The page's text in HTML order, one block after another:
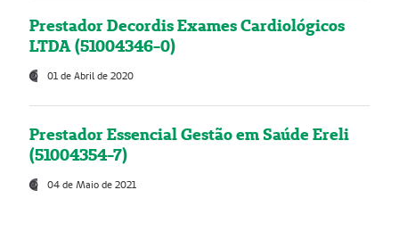
Prestador Decordis Exames Cardiológicos
LTDA (51004346-0)
01 de Abril de 2020
Prestador Essencial Gestão em Saúde Ereli
(51004354-7)
04 de Maio de 2021